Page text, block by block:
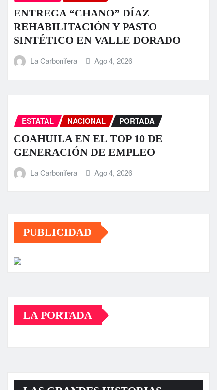
ENTREGA “CHANO” DÍAZ
REHABILITACIÓN Y PASTO
SINTÉTICO EN VALLE DORADO
La Carbonifera Ago 4, 2026
ESTATAL NACIONAL PORTADA
COAHUILA EN EL TOP 10 DE
GENERACIÓN DE EMPLEO
La Carbonifera Ago 4, 2026
PUBLICIDAD
LA PORTADA